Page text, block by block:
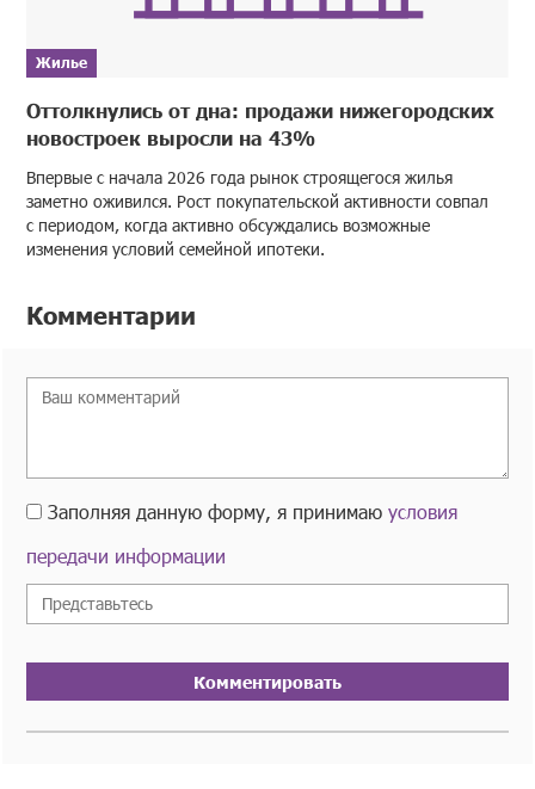
Жилье
Оттолкнулись от дна: продажи нижегородских
новостроек выросли на 43%
Впервые с начала 2026 года рынок строящегося жилья
заметно оживился. Рост покупательской активности совпал
с периодом, когда активно обсуждались возможные
изменения условий семейной ипотеки.
Комментарии
Заполняя данную форму, я принимаюусловия
передачи информации
Комментировать